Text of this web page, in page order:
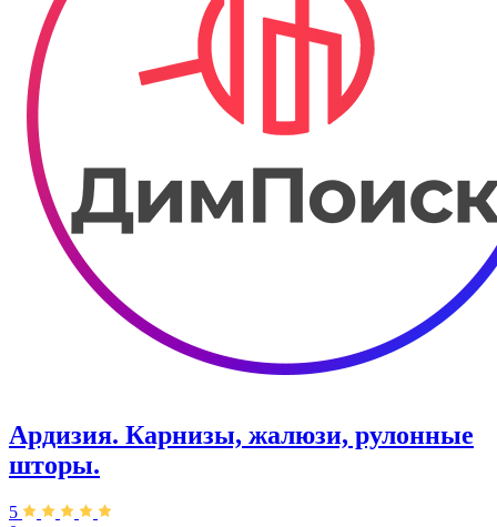
Ардизия. Карнизы, жалюзи, рулонные
шторы.
5